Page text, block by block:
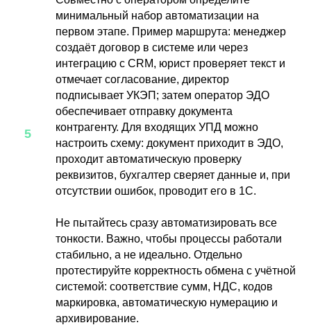
минимальный набор автоматизации на
первом этапе. Пример маршрута: менеджер
создаёт договор в системе или через
интеграцию с CRM, юрист проверяет текст и
отмечает согласование, директор
подписывает УКЭП; затем оператор ЭДО
обеспечивает отправку документа
контрагенту. Для входящих УПД можно
настроить схему: документ приходит в ЭДО,
проходит автоматическую проверку
реквизитов, бухгалтер сверяет данные и, при
отсутствии ошибок, проводит его в 1С.
Не пытайтесь сразу автоматизировать все
тонкости. Важно, чтобы процессы работали
стабильно, а не идеально. Отдельно
протестируйте корректность обмена с учётной
системой: соответствие сумм, НДС, кодов
маркировка, автоматическую нумерацию и
архивирование.